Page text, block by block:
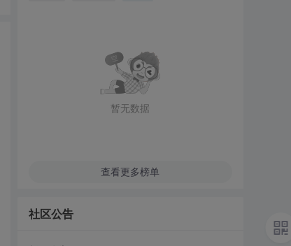
暂无数据
查看更多榜单
社区公告